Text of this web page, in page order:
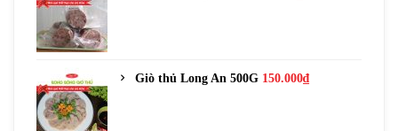
Giò thủ Long An 500G 150.000₫